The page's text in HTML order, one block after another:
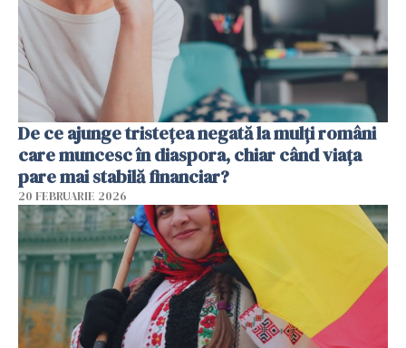
De ce ajunge tristețea negată la mulți români
care muncesc în diaspora, chiar când viața
pare mai stabilă financiar?
20 FEBRUARIE 2026